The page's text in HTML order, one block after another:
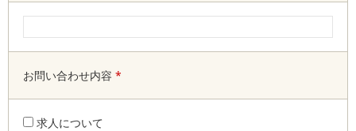
お問い合わせ内容 *
求人について